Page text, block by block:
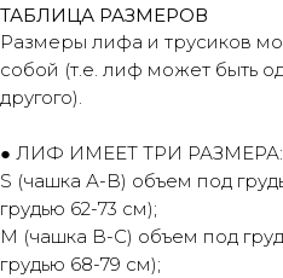
ТАБЛИЦА РАЗМЕРОВ
Размеры лифа и трусиков
собой (т.е. лиф может быть
другого).
● ЛИФ ИМЕЕТ ТРИ РАЗМЕРА:
S (чашка А-В) объем под
грудью 62-73 см);
М (чашка В-С) объем под
грудью 68-79 см);